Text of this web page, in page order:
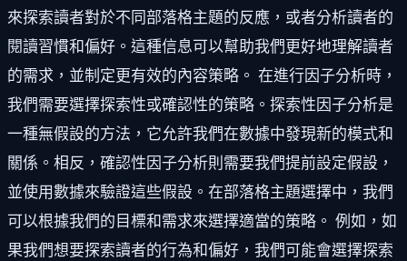
來探索讀者對於不同部落格主題的反應，或者分析讀者的
閱讀習慣和偏好。這種信息可以幫助我們更好地理解讀者
的需求，並制定更有效的內容策略。 在進行因子分析時，
我們需要選擇探索性或確認性的策略。探索性因子分析是
一種無假設的方法，它允許我們在數據中發現新的模式和
關係。相反，確認性因子分析則需要我們提前設定假設，
並使用數據來驗證這些假設。在部落格主題選擇中，我們
可以根據我們的目標和需求來選擇適當的策略。 例如，如
果我們想要探索讀者的行為和偏好，我們可能會選擇探索